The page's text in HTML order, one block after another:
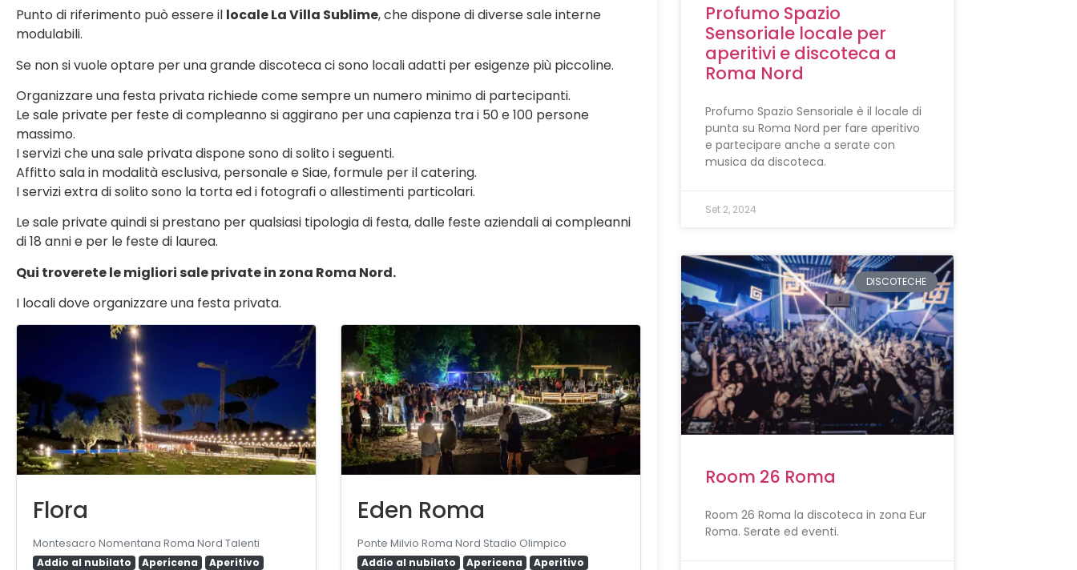
Punto di riferimento può essere il locale La Villa Sublime, che dispone di diverse sale interne
modulabili.
Se non si vuole optare per una grande discoteca ci sono locali adatti per esigenze più piccoline.
Organizzare una festa privata richiede come sempre un numero minimo di partecipanti.
Le sale private per feste di compleanno si aggirano per una capienza tra i 50 e 100 persone
massimo.
I servizi che una sale privata dispone sono di solito i seguenti.
Affitto sala in modalità esclusiva, personale e Siae, formule per il catering.
I servizi extra di solito sono la torta ed i fotografi o allestimenti particolari.
Le sale private quindi si prestano per qualsiasi tipologia di festa, dalle feste aziendali ai compleanni
di 18 anni e per le feste di laurea.
Qui troverete le migliori sale private in zona Roma Nord.
I locali dove organizzare una festa privata.
Flora
Montesacro Nomentana Roma Nord Talenti
Addio al nubilato
Apericena
Aperitivo
Eden Roma
Ponte Milvio Roma Nord Stadio Olimpico
Addio al nubilato
Apericena
Aperitivo
Profumo Spazio
Sensoriale locale per
aperitivi e discoteca a
Roma Nord
Profumo Spazio Sensoriale è il locale di
punta su Roma Nord per fare aperitivo
e partecipare anche a serate con
musica da discoteca.
Set 2, 2024
DISCOTECHE
Room 26 Roma
Room 26 Roma la discoteca in zona Eur
Roma. Serate ed eventi.